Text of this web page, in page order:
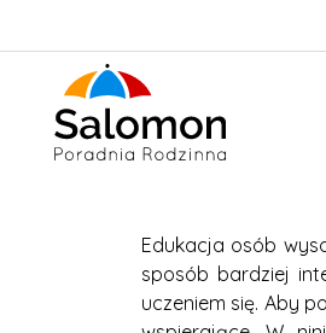
Edukacja osób
sposób bardziej
uczeniem się. Aby